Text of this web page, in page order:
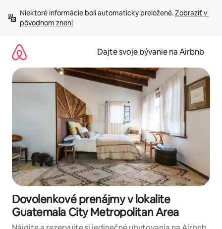
obsah.
Niektoré informácie boli automaticky preložené. Zobraziť v
pôvodnom znení
Dajte svoje bývanie na Airbnb
Dovolenkové prenájmy v lokalite
Guatemala City Metropolitan Area